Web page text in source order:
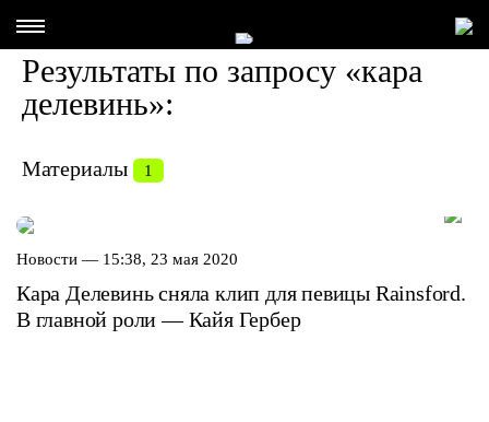
Результаты по запросу «кара
делевинь»:
Материалы 1
Новости — 15:38, 23 мая 2020
Кара Делевинь сняла клип для певицы Rainsford.
В главной роли — Кайя Гербер